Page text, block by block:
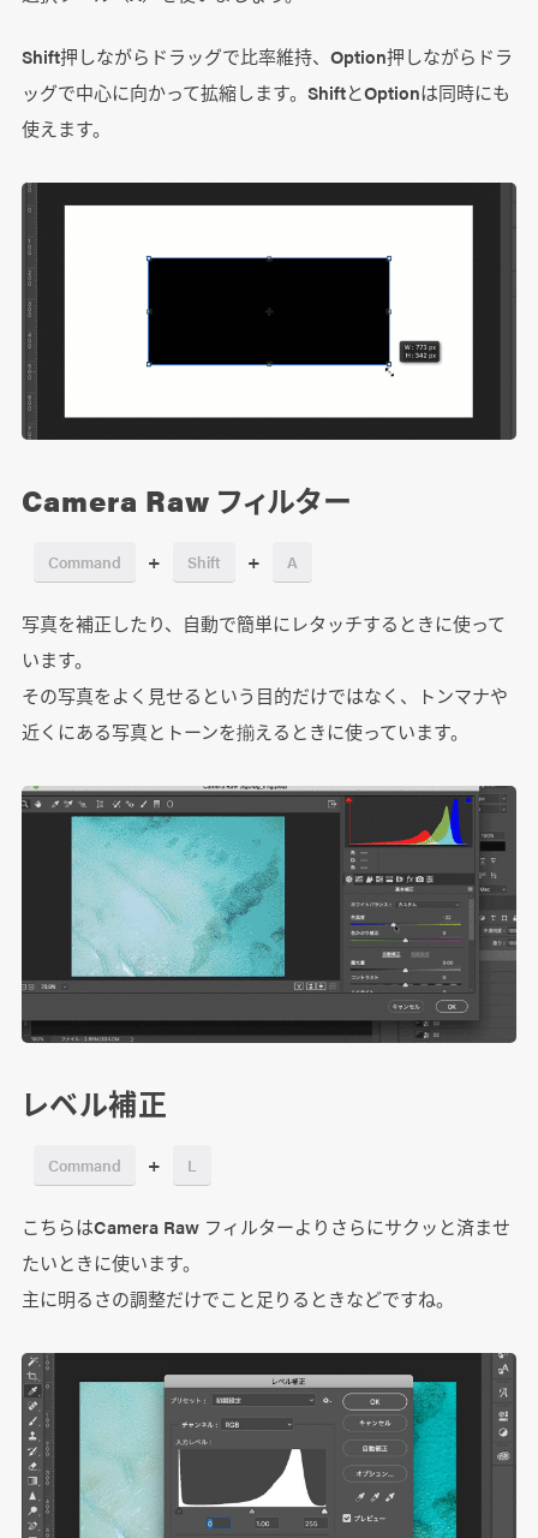
Shift押しながらドラッグで比率維持、Option押しながらドラ
ッグで中心に向かって拡縮します。ShiftとOptionは同時にも
使えます。
Camera Raw フィルター
Command + Shift + A
写真を補正したり、自動で簡単にレタッチするときに使って
います。
その写真をよく見せるという目的だけではなく、トンマナや
近くにある写真とトーンを揃えるときに使っています。
レベル補正
Command + L
こちらはCamera Raw フィルターよりさらにサクッと済ませ
たいときに使います。
主に明るさの調整だけでこと足りるときなどですね。